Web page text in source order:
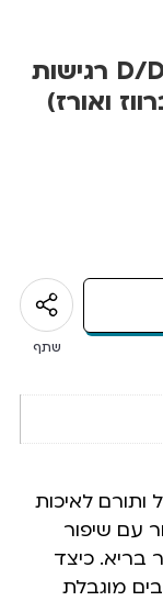
D/D | Hill’s Prescription Diet רגישות
שתף
ותורם לאיכות
עם שיפור
בריא. כיצד
מוגבלת